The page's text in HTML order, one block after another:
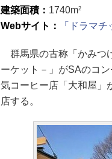
建築面積： 1740m2
Webサイト： 「ドラマ
群馬県の古称「かみつ
ーケット－」がSAのコ
気コーヒー店「大和屋」
店する。